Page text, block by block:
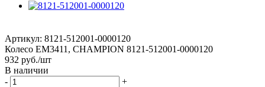
Артикул: 8121-512001-0000120
Колесо EM3411, CHAMPION 8121-512001-0000120
932 руб./шт
В наличии
-
+